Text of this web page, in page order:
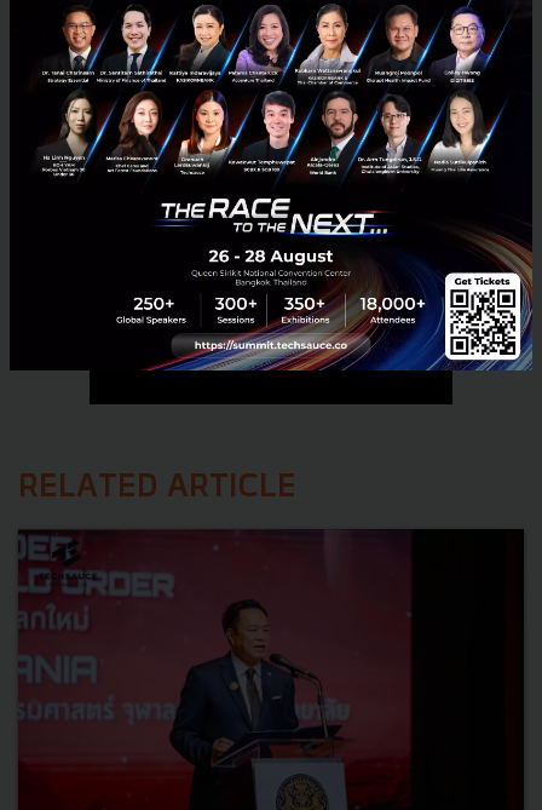
RELATED ARTICLE